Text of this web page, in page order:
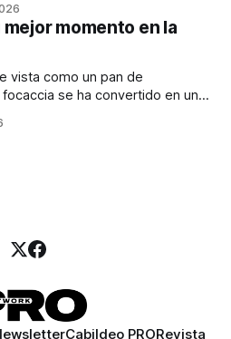
supiera de publicidad digital
un vendedor para atender
suerte— una persona
momento en la
vista como un pan de
se ha convertido en uno
y experiencias que
Cabildeo PRORevista